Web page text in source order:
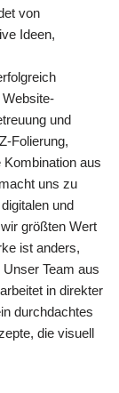
von
Ideen,
und
Folierung,
aus
uns zu
und
größten Wert
ist anders,
Team aus
in direkter
durchdachtes
die visuell